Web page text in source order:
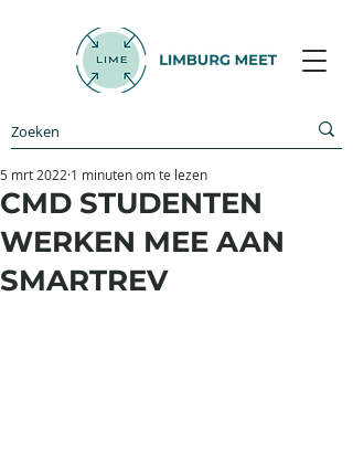
CMD STUDENTEN
WERKEN MEE AAN
SMARTREV
5 mrt 2022 1 minuten om te lezen